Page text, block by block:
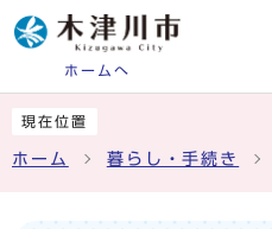
ホームへ
現在位置
ホーム 暮らし・手続き